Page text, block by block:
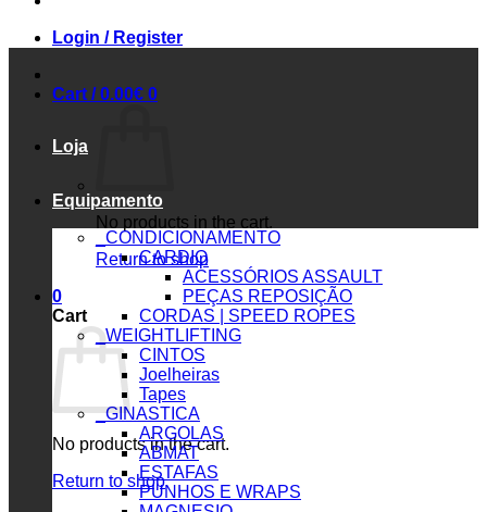
Login / Register
Cart /0.00€ 0
No products in the cart.
Return to shop
0
Cart
No products in the cart.
Return to shop
Loja
Equipamento
_CONDICIONAMENTO
CARDIO
ACESSÓRIOS ASSAULT
PEÇAS REPOSIÇÃO
CORDAS | SPEED ROPES
_WEIGHTLIFTING
CINTOS
Joelheiras
Tapes
_GINASTICA
ARGOLAS
ABMAT
ESTAFAS
PUNHOS E WRAPS